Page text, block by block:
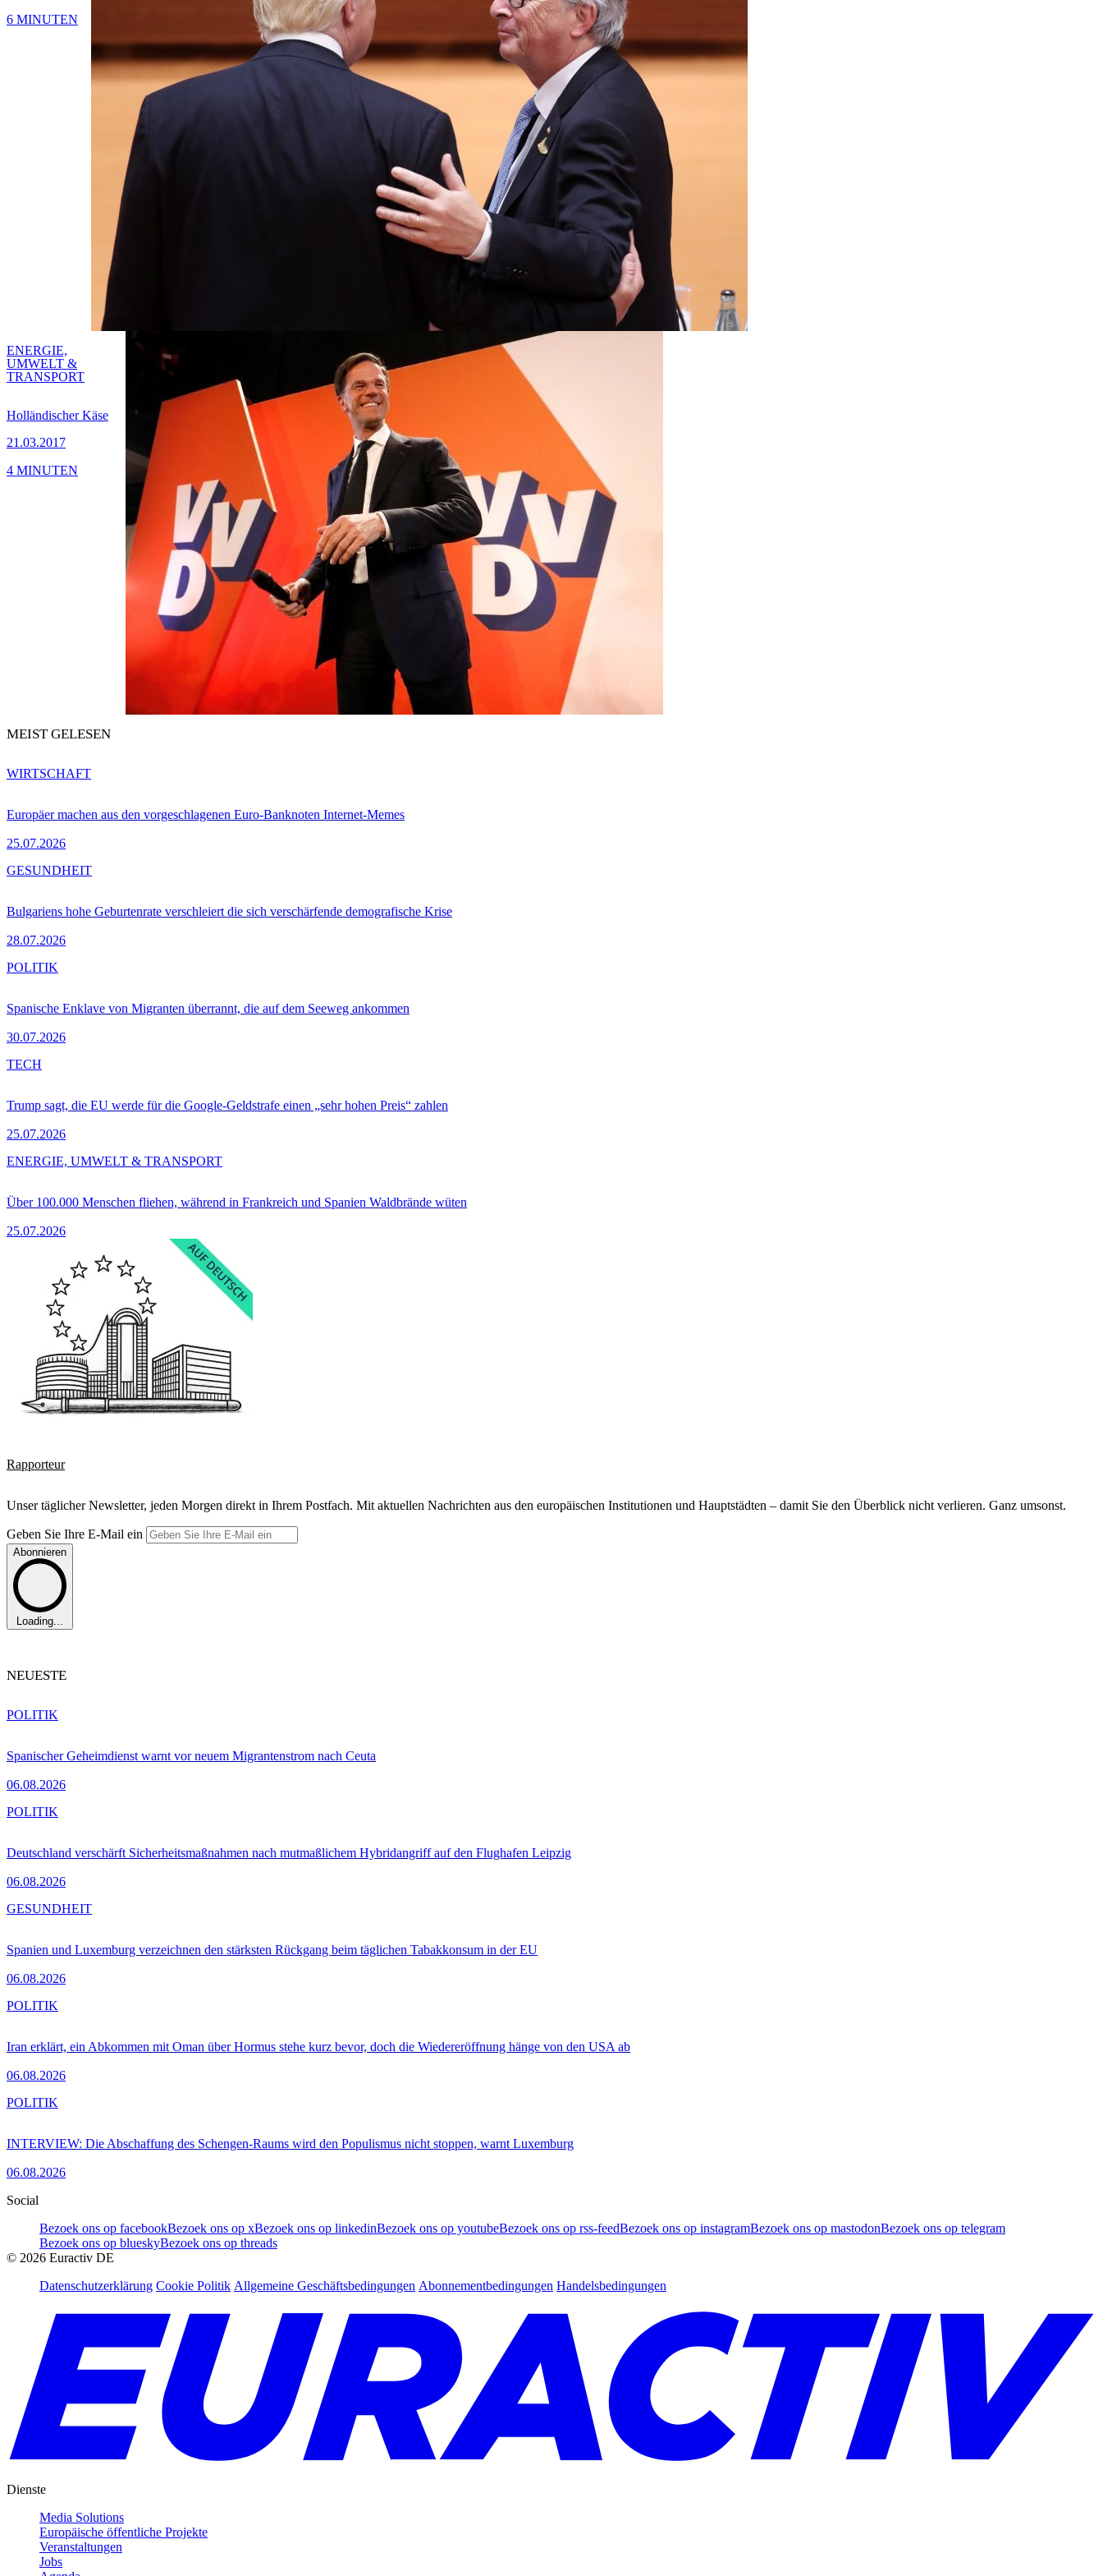
6 MINUTEN
Holländischer Käse
21.03.2017
ENERGIE,
UMWELT &
TRANSPORT
4 MINUTEN
MEIST GELESEN
Europäer machen aus den vorgeschlagenen Euro-Banknoten Internet-Memes
25.07.2026
WIRTSCHAFT
Bulgariens hohe Geburtenrate verschleiert die sich verschärfende demografische Krise
28.07.2026
GESUNDHEIT
Spanische Enklave von Migranten überrannt, die auf dem Seeweg ankommen
30.07.2026
POLITIK
Trump sagt, die EU werde für die Google-Geldstrafe einen „sehr hohen Preis“ zahlen
25.07.2026
TECH
Über 100.000 Menschen fliehen, während in Frankreich und Spanien Waldbrände wüten
25.07.2026
ENERGIE, UMWELT & TRANSPORT
Rapporteur
Unser täglicher Newsletter, jeden Morgen direkt in Ihrem Postfach. Mit aktuellen Nachrichten aus den europäischen Institutionen und Hauptstädten – damit Sie den Überblick nicht verlieren. Ganz umsonst.
Geben Sie Ihre E-Mail ein
Abonnieren
Loading...
NEUESTE
Spanischer Geheimdienst warnt vor neuem Migrantenstrom nach Ceuta
06.08.2026
POLITIK
Deutschland verschärft Sicherheitsmaßnahmen nach mutmaßlichem Hybridangriff auf den Flughafen Leipzig
06.08.2026
POLITIK
Spanien und Luxemburg verzeichnen den stärksten Rückgang beim täglichen Tabakkonsum in der EU
06.08.2026
GESUNDHEIT
Iran erklärt, ein Abkommen mit Oman über Hormus stehe kurz bevor, doch die Wiedereröffnung hänge von den USA ab
06.08.2026
POLITIK
INTERVIEW: Die Abschaffung des Schengen-Raums wird den Populismus nicht stoppen, warnt Luxemburg
06.08.2026
POLITIK
Social
Bezoek ons op facebookBezoek ons op xBezoek ons op linkedinBezoek ons op youtubeBezoek ons op rss-feedBezoek ons op instagramBezoek ons op mastodonBezoek ons op telegram
Bezoek ons op blueskyBezoek ons op threads
© 2026 Euractiv DE
Datenschutzerklärung Cookie Politik Allgemeine Geschäftsbedingungen Abonnementbedingungen Handelsbedingungen
Dienste
Media Solutions
Europäische öffentliche Projekte
Veranstaltungen
Jobs